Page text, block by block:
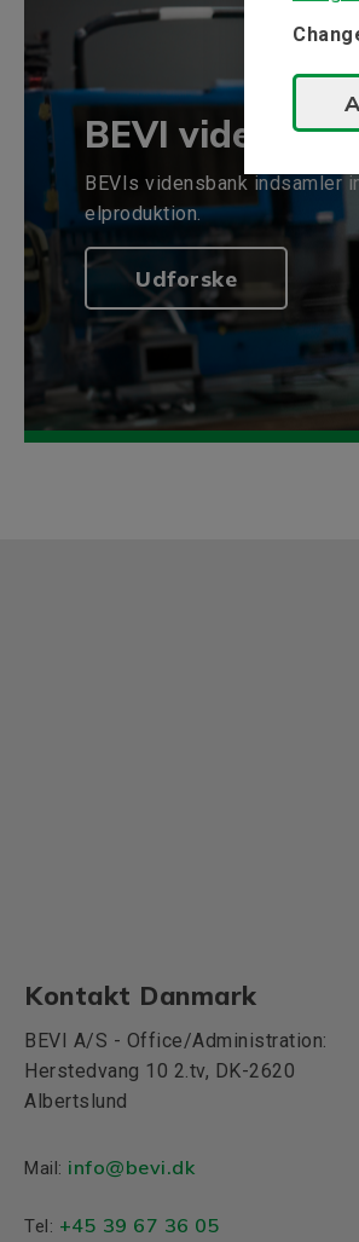
BEVI
BEVIs vidensbank indsamler
elproduktion.
Udforske
Kontakt Danmark
BEVI A/S - Office/Administration:
Herstedvang 10 2.tv, DK-2620
Albertslund
Mail: info@bevi.dk
Tel: +45 39 67 36 05